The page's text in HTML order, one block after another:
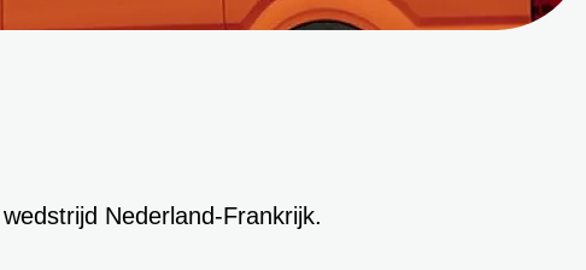
Nederland-Frankrijk.